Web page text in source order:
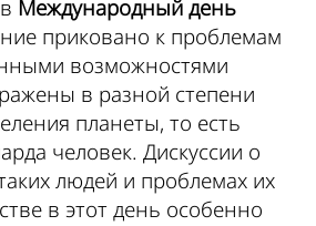
Международный день
приковано к проблемам
возможностями
в разной степени
планеты, то есть
человек. Дискуссии о
людей и проблемах их
в этот день особенно